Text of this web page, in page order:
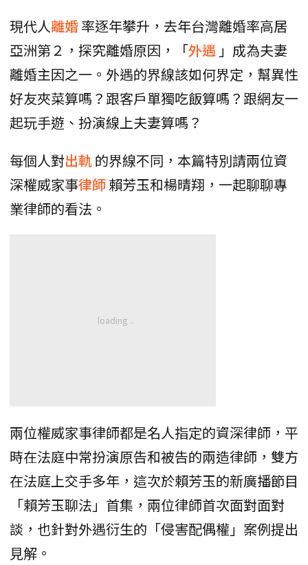
現代人離婚率逐年攀升，去年台灣離婚率高居
亞洲第２，探究離婚原因，「外遇 」成為夫妻
離婚主因之一。外遇的界線該如何界定，幫異性
好友夾菜算嗎？跟客戶單獨吃飯算嗎？跟網友一
起玩手遊、扮演線上夫妻算嗎？
每個人對出軌的界線不同，本篇特別請兩位資
深權威家事律師賴芳玉和楊晴翔，一起聊聊專
業律師的看法。
兩位權威家事律師都是名人指定的資深律師，平
時在法庭中常扮演原告和被告的兩造律師，雙方
在法庭上交手多年，這次於賴芳玉的新廣播節目
「賴芳玉聊法」首集，兩位律師首次面對面對
談，也針對外遇衍生的「侵害配偶權」案例提出
見解。